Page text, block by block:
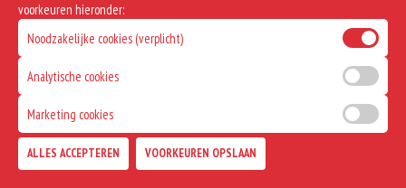
voorkeuren hieronder:
Noodzakelijke cookies (verplicht)
Analytische cookies
Marketing cookies
ALLES ACCEPTEREN VOORKEUREN OPSLAAN